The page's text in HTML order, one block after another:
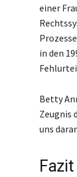
einer
in den
Betty
Zeugnis
uns
Fazit